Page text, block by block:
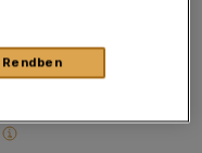
Rendben